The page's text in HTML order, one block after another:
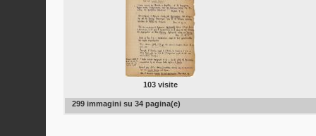
103 visite
299 immagini su 34 pagina(e)